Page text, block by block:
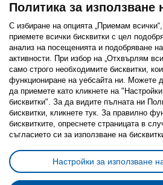
Последвайте ни:
FacebookTwitterYoutubePinterestInstagram
Политика за използване на
Избор на настройки за
Условия за ползване на ikea.bgОбща
Политика за защита на
Политика за използване
С избиране на опцията „Приемам
приемете всички бисквитки с цел
анализ на посещенията и подобряване
активности. При избор на „Отхвърлям
само строго необходимитe бисквитки,
функциониране на уебсайта ни. Можете
да приемете като кликнете на
бисквитки". За да видите пълната ни
бисквитки, кликнете тук. За правилно
бисквитките, опреснете страницата в
съгласието си за използване на
Настройки за използване